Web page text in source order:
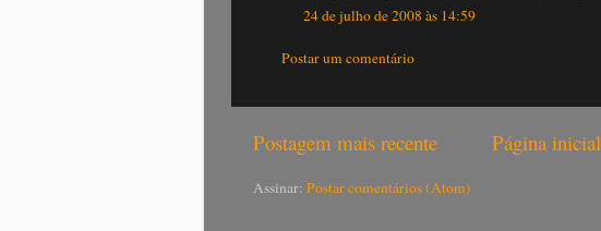
24 de julho de 2008 às 14:59
Postar um comentário
Postagem mais recente Página inicial
Assinar: Postar comentários (Atom)